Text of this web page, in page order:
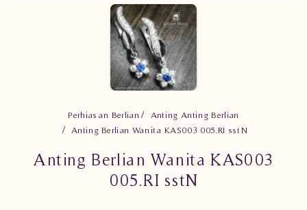
Perhiasan Berlian
Anting Anting Berlian
Anting Berlian Wanita KAS003 005.RI sstN
Anting Berlian Wanita KAS003
005.RI sstN